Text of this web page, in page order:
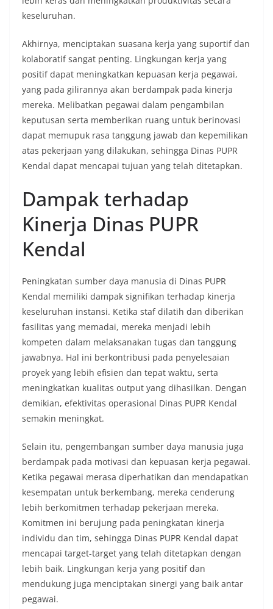
keseluruhan.
Akhirnya, menciptakan suasana kerja yang suportif dan
kolaboratif sangat penting. Lingkungan kerja yang
positif dapat meningkatkan kepuasan kerja pegawai,
yang pada gilirannya akan berdampak pada kinerja
mereka. Melibatkan pegawai dalam pengambilan
keputusan serta memberikan ruang untuk berinovasi
dapat memupuk rasa tanggung jawab dan kepemilikan
atas pekerjaan yang dilakukan, sehingga Dinas PUPR
Kendal dapat mencapai tujuan yang telah ditetapkan.
Dampak terhadap
Kinerja Dinas PUPR
Kendal
Peningkatan sumber daya manusia di Dinas PUPR
Kendal memiliki dampak signifikan terhadap kinerja
keseluruhan instansi. Ketika staf dilatih dan diberikan
fasilitas yang memadai, mereka menjadi lebih
kompeten dalam melaksanakan tugas dan tanggung
jawabnya. Hal ini berkontribusi pada penyelesaian
proyek yang lebih efisien dan tepat waktu, serta
meningkatkan kualitas output yang dihasilkan. Dengan
demikian, efektivitas operasional Dinas PUPR Kendal
semakin meningkat.
Selain itu, pengembangan sumber daya manusia juga
berdampak pada motivasi dan kepuasan kerja pegawai.
Ketika pegawai merasa diperhatikan dan mendapatkan
kesempatan untuk berkembang, mereka cenderung
lebih berkomitmen terhadap pekerjaan mereka.
Komitmen ini berujung pada peningkatan kinerja
individu dan tim, sehingga Dinas PUPR Kendal dapat
mencapai target-target yang telah ditetapkan dengan
lebih baik. Lingkungan kerja yang positif dan
mendukung juga menciptakan sinergi yang baik antar
pegawai.